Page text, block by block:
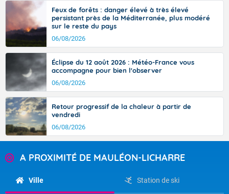
Feux de forêts : danger élevé à très élevé
persistant près de la Méditerranée, plus modéré
sur le reste du pays
06/08/2026
Éclipse du 12 août 2026 : Météo-France vous
accompagne pour bien l'observer
06/08/2026
Retour progressif de la chaleur à partir de
vendredi
06/08/2026
A PROXIMITÉ DE MAULÉON-LICHARRE
Ville Station de ski